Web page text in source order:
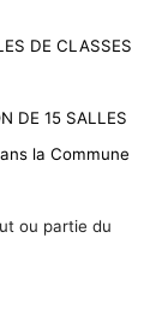
DE CLASSES
DE 15 SALLES
la Commune
ou partie du